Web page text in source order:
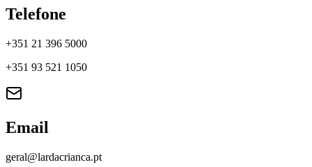
Telefone
+351 21 396 5000
+351 93 521 1050
Email
geral@lardacrianca.pt